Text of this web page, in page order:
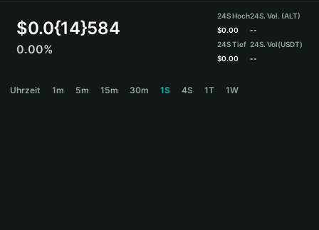
Español
Español (Argentina)
$0.0{14}584
0.00%
24S Hoch
$0.00
24S Tief
$0.00
24S. Vol. (ALT)
--
24S. Vol(USDT)
--
Uhrzeit 1m 5m 15m 30m 1S 4S 1T 1W